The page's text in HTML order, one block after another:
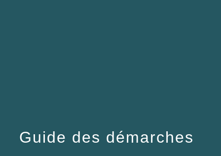
Guide des démarches